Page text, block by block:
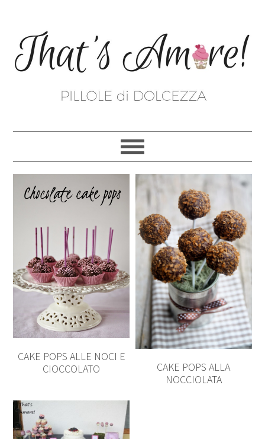
CAKE POPS ALLE NOCI E
CIOCCOLATO
CAKE POPS ALLA
NOCCIOLATA